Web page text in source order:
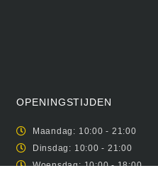
OPENINGSTIJDEN
Maandag: 10:00 - 21:00
Dinsdag: 10:00 - 21:00
Woensdag: 10:00 - 18:00